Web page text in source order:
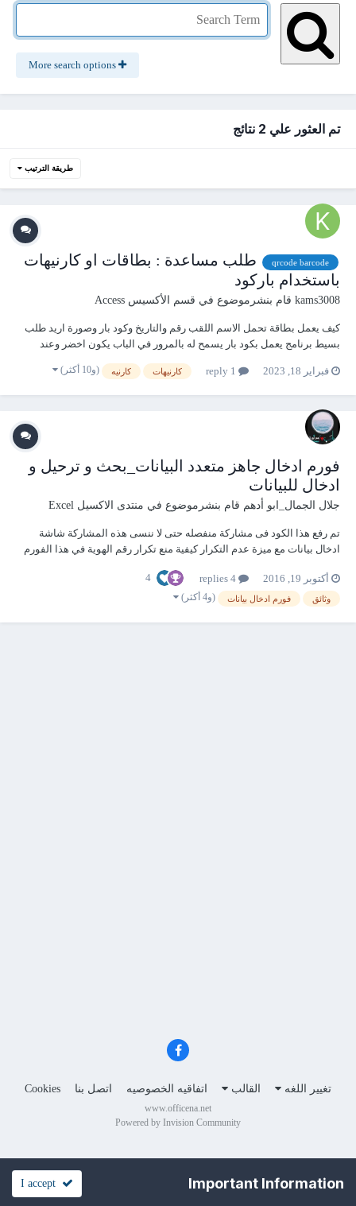
تم العثور علي 2 نتائج
طريقة الترتيب
qrcode barcode
طلب مساعدة : بطاقات او كارنيهات
باستخدام باركود
kams3008 قام بنشرموضوع في قسم الأكسيس Access
كيف يعمل بطاقة تحمل الاسم اللقب رقم والتاريخ وكود بار وصورة اريد طلب
بسيط برنامج يعمل بكود بار يسمح له بالمرور في الباب يكون اخضر وعند
فبراير 18, 2023
كارنيهات كارنيه (و10 أكثر)
فورم ادخال جاهز متعدد البيانات_بحث و ترحيل و
ادخال للبيانات
جلال الجمال_ابو أدهم قام بنشرموضوع في منتدى الاكسيل Excel
تم رفع هذا الكود فى مشاركة منفصله حتى لا ننسى هذه المشاركة شاشة
ادخال بيانات مع ميزة عدم التكرار كيفية منع تكرار رقم الهوية في هذا الفورم
شوقي ربيع...
أكتوبر 19, 2016 4
وثائق فورم ادخال بيانات (و4 أكثر)
تغيير اللغه القالب اتفاقيه الخصوصيه اتصل بنا Cookies
www.officena.net
Powered by Invision Community
Important Information